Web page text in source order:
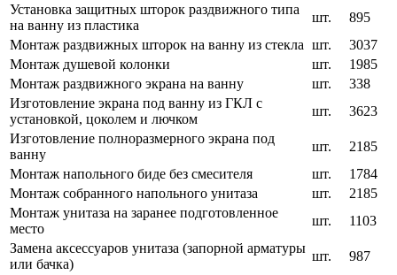
Установка защитных шторок раздвижного типа
на ванну из пластика
шт.
895
Монтаж раздвижных шторок на ванну из стекла шт.
3037
Монтаж душевой колонки
шт.
1985
Монтаж раздвижного экрана на ванну
шт.
338
Изготовление экрана под ванну из ГКЛ с
установкой, цоколем и лючком
шт.
3623
Изготовление полноразмерного экрана под
ванну
шт.
2185
Монтаж напольного биде без смесителя
шт.
1784
Монтаж собранного напольного унитаза
шт.
2185
Монтаж унитаза на заранее подготовленное
место
шт.
1103
Замена аксессуаров унитаза (запорной арматуры
или бачка)
шт.
987